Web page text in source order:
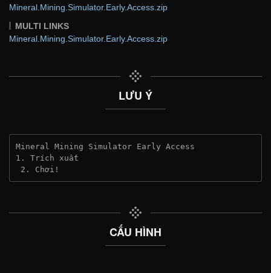
Mineral.Mining.Simulator.Early.Access.zip
MULTI LINKS
Mineral.Mining.Simulator.Early.Access.zip
LƯU Ý
Mineral Mining Simulator Early Access
1. Trích xuất
2. Chơi!
CẤU HÌNH